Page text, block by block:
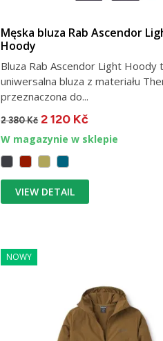
Męska bluza Rab Ascendor
Hoody
Bluza Rab Ascendor Light Hoody
uniwersalna bluza z materiału
przeznaczona do...
2 380 Kč 2 120 Kč
W magazynie w sklepie
VIEW DETAIL
NOWY